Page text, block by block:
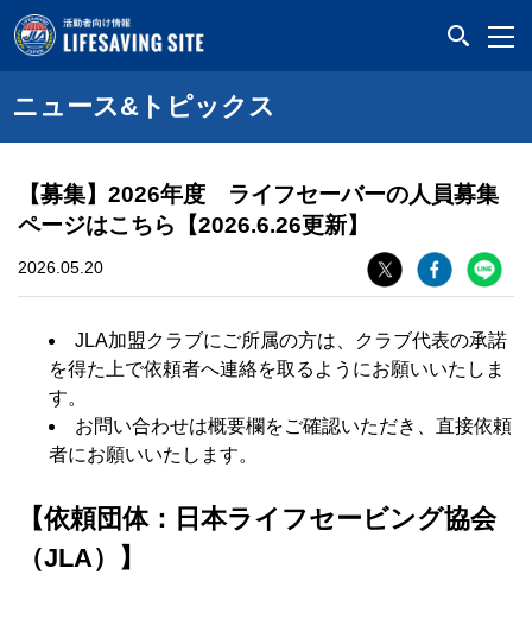
ニュース&トピックス
【募集】2026年度 ライフセーバーの人員募集
ページはこちら【2026.6.26更新】
2026.05.20
JLA加盟クラブにご所属の方は、クラブ代表の承諾
を得た上で依頼者へ連絡を取るようにお願いいたしま
す。
お問い合わせは概要欄をご確認いただき、直接依頼
者にお願いいたします。
【依頼団体：日本ライフセービング協会
（JLA）】